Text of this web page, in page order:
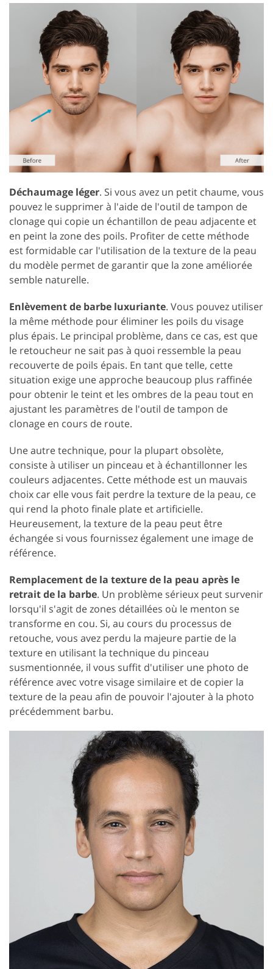
Déchaumage léger. Si vous avez un petit chaume, vous
pouvez le supprimer à l'aide de l'outil de tampon de
clonage qui copie un échantillon de peau adjacente et
en peint la zone des poils. Profiter de cette méthode
est formidable car l'utilisation de la texture de la peau
du modèle permet de garantir que la zone améliorée
semble naturelle.
Enlèvement de barbe luxuriante. Vous pouvez utiliser
la même méthode pour éliminer les poils du visage
plus épais. Le principal problème, dans ce cas, est que
le retoucheur ne sait pas à quoi ressemble la peau
recouverte de poils épais. En tant que telle, cette
situation exige une approche beaucoup plus raffinée
pour obtenir le teint et les ombres de la peau tout en
ajustant les paramètres de l'outil de tampon de
clonage en cours de route.
Une autre technique, pour la plupart obsolète,
consiste à utiliser un pinceau et à échantillonner les
couleurs adjacentes. Cette méthode est un mauvais
choix car elle vous fait perdre la texture de la peau, ce
qui rend la photo finale plate et artificielle.
Heureusement, la texture de la peau peut être
échangée si vous fournissez également une image de
référence.
Remplacement de la texture de la peau après le
retrait de la barbe. Un problème sérieux peut survenir
lorsqu'il s'agit de zones détaillées où le menton se
transforme en cou. Si, au cours du processus de
retouche, vous avez perdu la majeure partie de la
texture en utilisant la technique du pinceau
susmentionnée, il vous suffit d'utiliser une photo de
référence avec votre visage similaire et de copier la
texture de la peau afin de pouvoir l'ajouter à la photo
précédemment barbu.